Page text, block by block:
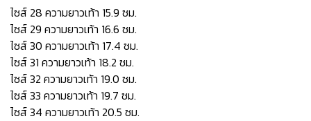
ไซส์ 28 ความยาวเท้า 15.9 ซม.
ไซส์ 29 ความยาวเท้า 16.6 ซม.
ไซส์ 30 ความยาวเท้า 17.4 ซม.
ไซส์ 31 ความยาวเท้า 18.2 ซม.
ไซส์ 32 ความยาวเท้า 19.0 ซม.
ไซส์ 33 ความยาวเท้า 19.7 ซม.
ไซส์ 34 ความยาวเท้า 20.5 ซม.